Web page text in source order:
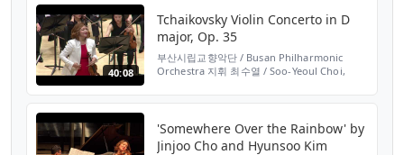
40:08
Tchaikovsky Violin Concerto in D
major, Op. 35
부산시립교향악단 / Busan Philharmonic
Orchestra 지휘 최수열 / Soo-Yeoul Choi,
트...
'Somewhere Over the Rainbow' by
Jinjoo Cho and Hyunsoo Kim